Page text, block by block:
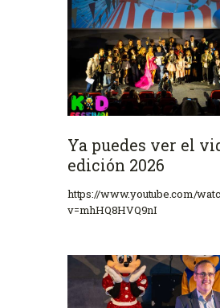
Ya puedes ver el
edición 2026
https://www.youtube.com/
v=mhHQ8HVQ9nI